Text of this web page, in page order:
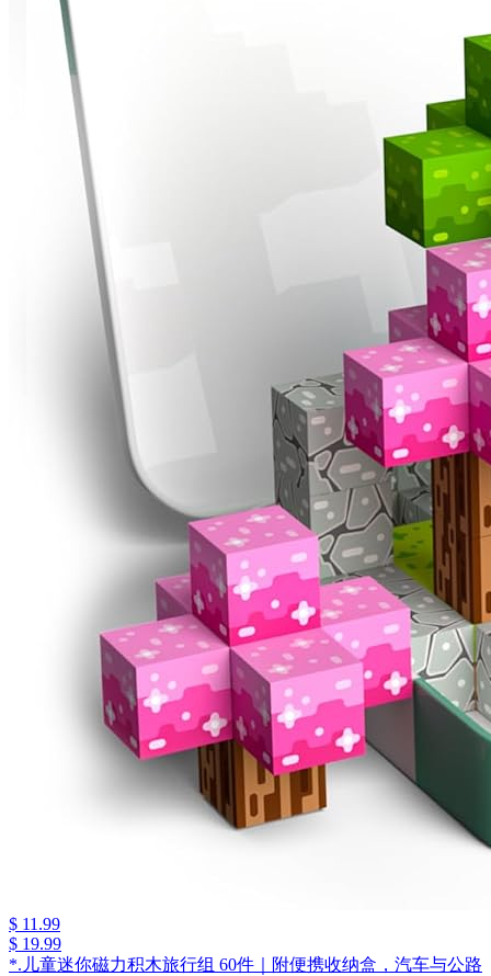
$ 11.99
$ 19.99
*.儿童迷你磁力积木旅行组 60件｜附便携收纳盒，汽车与公路